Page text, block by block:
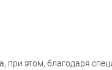
при этом, благодаря